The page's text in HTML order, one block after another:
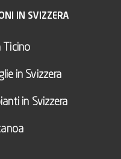
IN SVIZZERA
Ticino
in Svizzera
in Svizzera